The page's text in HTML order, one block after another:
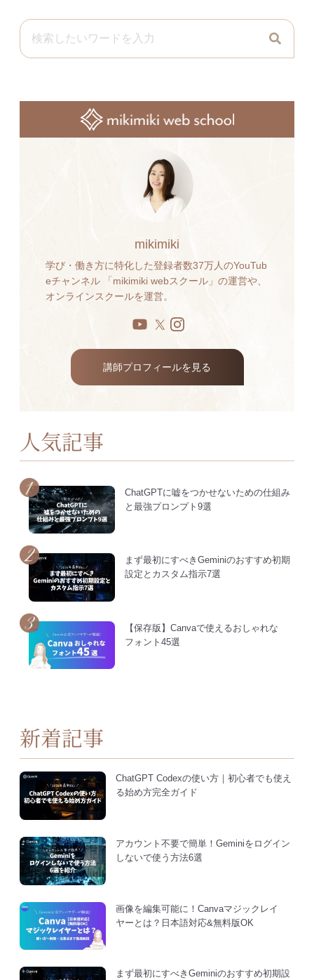
mikimiki
学び・働き方に特化した登録者数37万人のYouTub
eチャンネル 「mikimiki webスクール」の運営や、
オンラインスクールを運営。
講師プロフィールを見る
人気記事
ChatGPTに嘘をつかせないための仕組み
と最強プロンプト9選
まず最初にすべきGeminiのおすすめ初期
設定とカスタム指示7選
【保存版】Canvaで使えるおしゃれな
フォント45選
新着記事
ChatGPT Codexの使い方｜初心者でも使え
る始め方完全ガイド
アカウント不要で簡単！Geminiをログイン
しないで使う方法6選
画像を編集可能に！Canvaマジックレイ
ヤーとは？日本語対応&無料版OK
まず最初にすべきGeminiのおすすめ初期設